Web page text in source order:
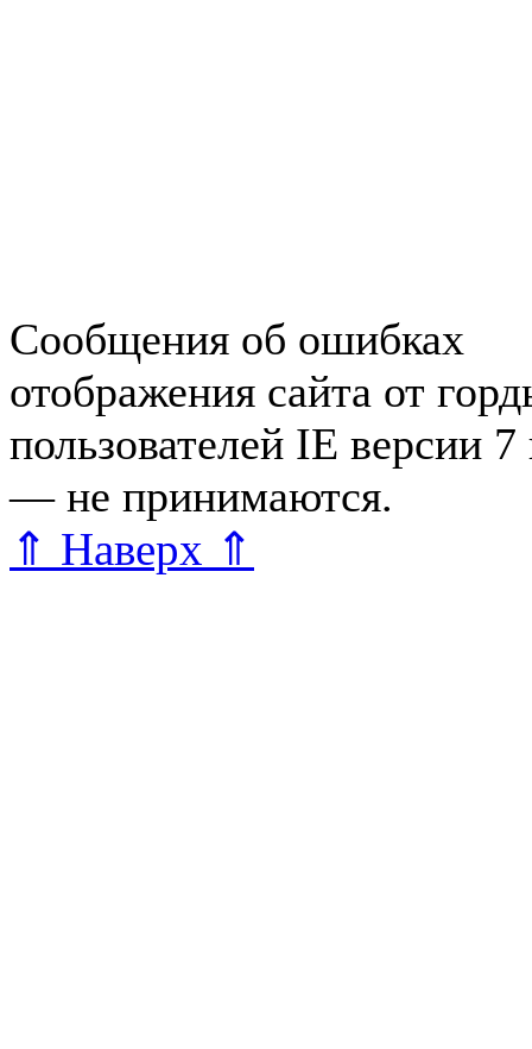
Сообщения об ошибках
отображения сайта от
пользователей IE версии
— не принимаются.
⇑ Наверх ⇑